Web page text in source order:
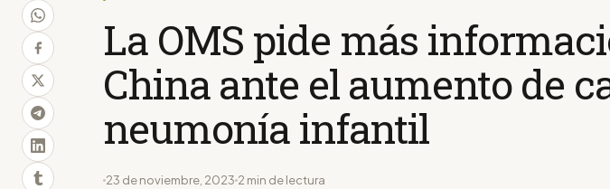
La OMS pide más
China ante el aumento de
neumonía infantil
23 de noviembre, 2023 2 min de lectura